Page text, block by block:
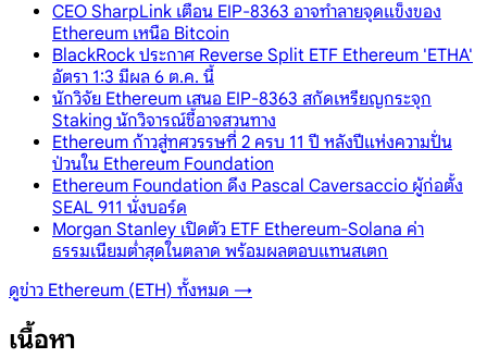
CEO SharpLink เตือน EIP-8363 อาจทำลายจุดแข็งของ
Ethereum เหนือ Bitcoin
BlackRock ประกาศ Reverse Split ETF Ethereum 'ETHA'
อัตรา 1:3 มีผล 6 ต.ค. นี้
นักวิจัย Ethereum เสนอ EIP-8363 สกัดเหรียญกระจุก
Staking นักวิจารณ์ชี้อาจสวนทาง
Ethereum ก้าวสู่ทศวรรษที่ 2 ครบ 11 ปี หลังปีแห่งความปั่น
ป่วนใน Ethereum Foundation
Ethereum Foundation ดึง Pascal Caversaccio ผู้ก่อตั้ง
SEAL 911 นั่งบอร์ด
Morgan Stanley เปิดตัว ETF Ethereum-Solana ค่า
ธรรมเนียมต่ำสุดในตลาด พร้อมผลตอบแทนสเตก
ดูข่าว Ethereum (ETH) ทั้งหมด →
เนื้อหา